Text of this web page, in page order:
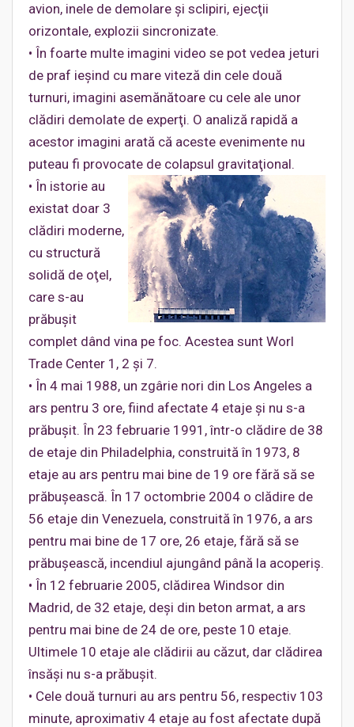
avion, inele de demolare şi sclipiri, ejecţii
orizontale, explozii sincronizate.
• În foarte multe imagini video se pot vedea jeturi
de praf ieşind cu mare viteză din cele două
turnuri, imagini asemănătoare cu cele ale unor
clădiri demolate de experţi. O analiză rapidă a
acestor imagini arată că aceste evenimente nu
puteau fi provocate de colapsul gravitaţional.
• În istorie au
existat doar 3
clădiri moderne,
cu structură
solidă de oţel,
care s-au
prăbuşit
complet dând vina pe foc. Acestea sunt Worl
Trade Center 1, 2 şi 7.
• În 4 mai 1988, un zgârie nori din Los Angeles a
ars pentru 3 ore, fiind afectate 4 etaje şi nu s-a
prăbuşit. În 23 februarie 1991, într-o clădire de 38
de etaje din Philadelphia, construită în 1973, 8
etaje au ars pentru mai bine de 19 ore fără să se
prăbuşească. În 17 octombrie 2004 o clădire de
56 etaje din Venezuela, construită în 1976, a ars
pentru mai bine de 17 ore, 26 etaje, fără să se
prăbuşească, incendiul ajungând până la acoperiş.
• În 12 februarie 2005, clădirea Windsor din
Madrid, de 32 etaje, deşi din beton armat, a ars
pentru mai bine de 24 de ore, peste 10 etaje.
Ultimele 10 etaje ale clădirii au căzut, dar clădirea
însăşi nu s-a prăbuşit.
• Cele două turnuri au ars pentru 56, respectiv 103
minute, aproximativ 4 etaje au fost afectate după